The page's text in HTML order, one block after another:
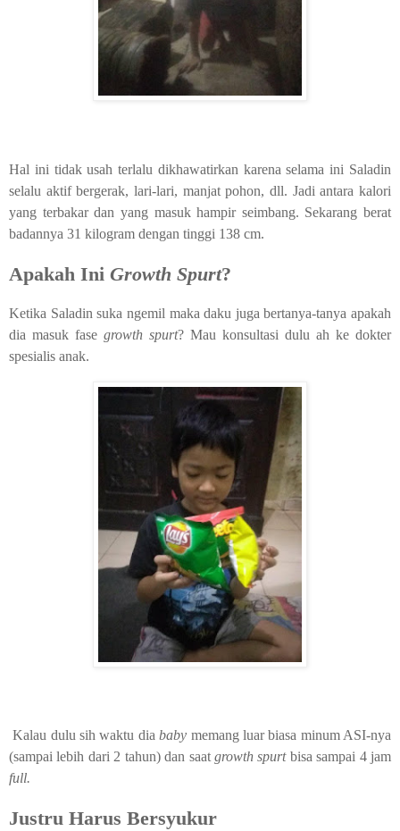
Hal ini tidak usah terlalu dikhawatirkan karena selama ini Saladin
selalu aktif bergerak, lari-lari, manjat pohon, dll. Jadi antara kalori
yang terbakar dan yang masuk hampir seimbang. Sekarang berat
badannya 31 kilogram dengan tinggi 138 cm.
Apakah Ini Growth Spurt?
Ketika Saladin suka ngemil maka daku juga bertanya-tanya apakah
dia masuk fase growth spurt? Mau konsultasi dulu ah ke dokter
spesialis anak.
Kalau dulu sih waktu diababy memang luar biasa minum ASI-nya
(sampai lebih dari 2 tahun) dan saatgrowth spurt bisa sampai 4 jam
full.
Justru Harus Bersyukur